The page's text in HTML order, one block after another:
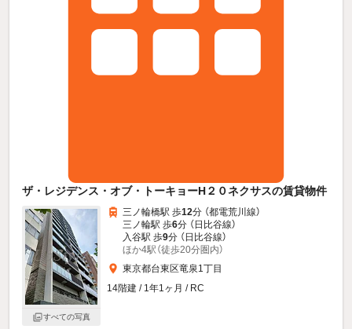
ザ・レジデンス・オブ・トーキョーH２０ネクサスの賃貸物件
すべての写真
三ノ輪橋駅 歩12分 （都電荒川線）
三ノ輪駅 歩6分 （日比谷線）
入谷駅 歩9分 （日比谷線）
ほか4駅（徒歩20分圏内）
東京都台東区竜泉1丁目
14階建 / 1年1ヶ月 / RC